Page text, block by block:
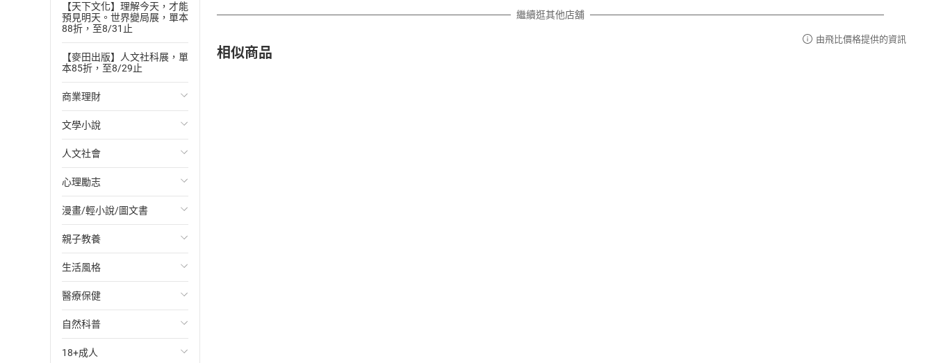
【天下文化】理解今天，才能
預見明天。世界變局展，單本
88折，至8/31止
【麥田出版】人文社科展，單
本85折，至8/29止
商業理財
投資理財
經濟/趨勢
財務/金融
管理/領導
職場工作術
成功法
行銷/廣告
傳記
商務/商學
文學小說
歐美文學
日本文學
韓國文學
華文文學
經典文學
成長/家庭生活小說
懸疑/推理小說
科幻/奇幻小說
人文社會
國際關係
政治
社會科學
台灣/中國歷史
日/韓歷史
其他歷史/史學
法律
心理勵志
心靈成長/情緒
人際關係
兩性關係
心理學
漫畫/輕小說/圖文書
輕小說
奇幻/科幻
愛情故事
職場/社會寫實
懸疑/推理
親子教養
教育現場
兒童文學/故事
兒童科普/學習
育兒百科
生活風格
飲食/食譜
健身/美顏
運動/遊戲
醫療保健
健康/養生
常見疾病
自然科普
生物科學
18+成人
繼續逛其他店舖
相似商品
由飛比價格提供的資訊